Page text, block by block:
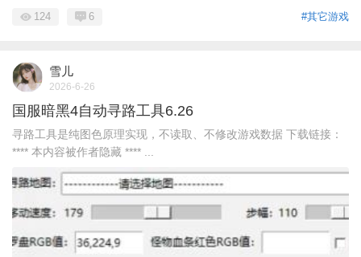
#其它游戏
124 6
雪儿
2026-6-26
国服暗黑4自动寻路工具6.26
寻路工具是纯图色原理实现，不读取、不修改游戏数据 下载链接：
**** 本内容被作者隐藏 **** ...